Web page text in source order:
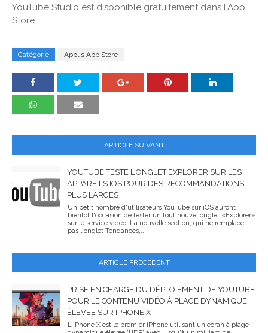
YouTube Studio est disponible gratuitement dans l'App
Store.
Catégorie Applis App Store
ARTICLE SUIVANT
YOUTUBE TESTE L'ONGLET EXPLORER SUR LES
APPAREILS IOS POUR DES RECOMMANDATIONS
PLUS LARGES
Un petit nombre d'utilisateurs YouTube sur iOS auront
bientôt l'occasion de tester un tout nouvel onglet «Explorer»
sur le service vidéo. La nouvelle section, qui ne remplace
pas l'onglet Tendances,...
ARTICLE PRÉCÉDENT
PRISE EN CHARGE DU DÉPLOIEMENT DE YOUTUBE
POUR LE CONTENU VIDÉO À PLAGE DYNAMIQUE
ÉLEVÉE SUR IPHONE X
L'iPhone X est le premier iPhone utilisant un écran à plage